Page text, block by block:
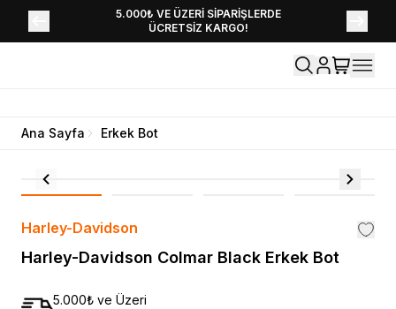
5.000₺ VE ÜZERİ SİPARİŞLERDE
ÜCRETSİZ KARGO!
YENİ SEZON KOLEKSİYONU EKLENDİ,
HEMEN KEŞFET!
Ana Sayfa Erkek Bot
Harley-Davidson
Harley-Davidson Colmar Black Erkek Bot
5.000₺ ve Üzeri